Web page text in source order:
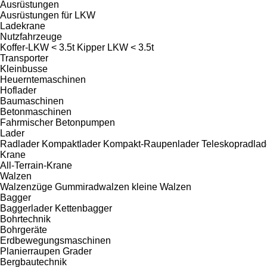
Ausrüstungen
Ausrüstungen für LKW
Ladekrane
Nutzfahrzeuge
Koffer-LKW < 3.5t Kipper LKW < 3.5t
Transporter
Kleinbusse
Heuerntemaschinen
Hoflader
Baumaschinen
Betonmaschinen
Fahrmischer Betonpumpen
Lader
Radlader Kompaktlader Kompakt-Raupenlader
Krane
All-Terrain-Krane
Walzen
Walzenzüge Gummiradwalzen kleine Walzen
Bagger
Baggerlader Kettenbagger
Bohrtechnik
Bohrgeräte
Erdbewegungsmaschinen
Planierraupen Grader
Bergbautechnik